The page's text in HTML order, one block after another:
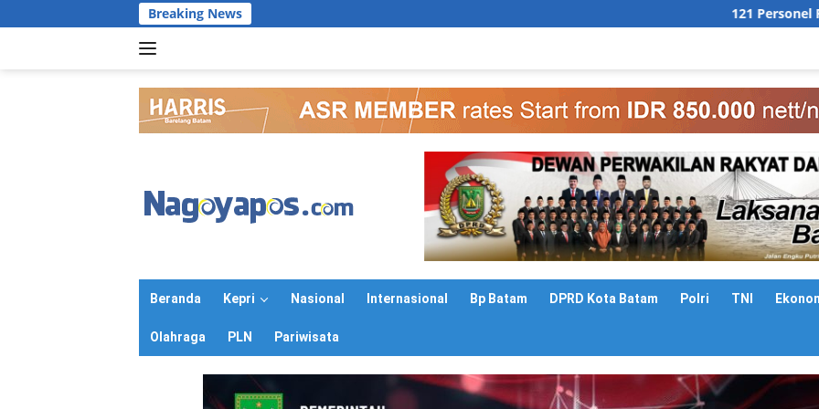
ke
Breaking News 121 Personel Polresta
Beranda Kepri Nasional Internasional Bp Batam DPRD Kota Batam Polri TNI
Olahraga PLN Pariwisata